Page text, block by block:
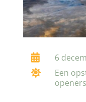
 6
 Een
openers